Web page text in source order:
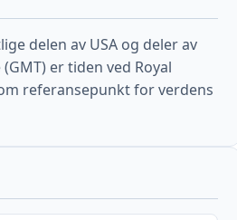
delen av USA og deler av
er tiden ved Royal
referansepunkt for verdens